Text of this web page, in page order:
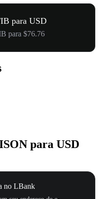
para USD
para $76.76
para USD
no LBank